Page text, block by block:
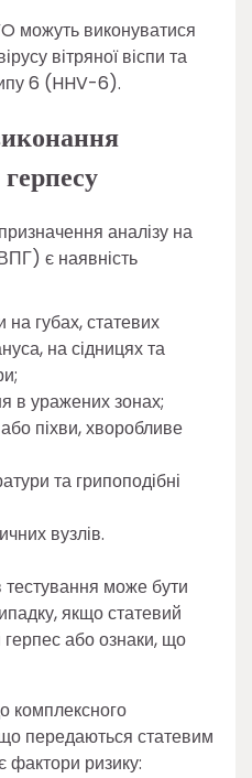
можуть виконуватися
вітряної віспи та
6 (HHV-6).
аналізу на
є наявність
на губах, статевих
на сідницях та
в уражених зонах;
піхви, хворобливе
та грипоподібні
вузлів.
тестування може бути
якщо статевий
герпес або ознаки, що
комплексного
передаються статевим
ризику: